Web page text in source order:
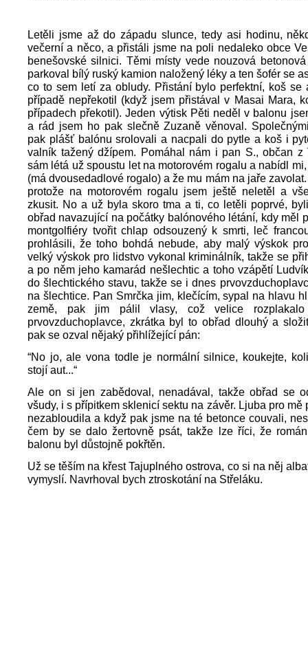
Letěli jsme až do západu slunce, tedy asi hodinu,
večerní a něco, a přistáli jsme na poli nedaleko obce
benešovské silnici. Těmi místy vede nouzová
parkoval bílý ruský kamion naložený léky a ten šofér se
co to sem letí za obludy. Přistání bylo perfektní, koš se
případě nepřekotil (když jsem přistával v Masai Mara,
případech překotil). Jeden výtisk Pěti neděl v balonu
a rád jsem ho pak slečně Zuzaně věnoval.
pak plášť balónu srolovali a nacpali do pytle a koš i
valník tažený džípem. Pomáhal nám i pan S., občan z
sám létá už spoustu let na motorovém rogalu a nabídl
(má dvousedadlové rogalo) a že mu mám na jaře
protože na motorovém rogalu jsem ještě neletěl a
zkusit. No a už byla skoro tma a ti, co letěli poprvé,
obřad navazující na počátky balónového létání, kdy měl
montgolfiéry tvořit chlap odsouzený k smrti, leč
prohlásili, že toho bohdá nebude, aby malý výskok
velký výskok pro lidstvo vykonal kriminálník, takže se
a po něm jeho kamarád nešlechtic a toho vzápětí
do šlechtického stavu, takže se i dnes
na šlechtice. Pan Smrčka jim, klečícím, sypal na hlavu
země, pak jim pálil vlasy, což velice rozplakalo
prvovzduchoplavce, zkrátka byl to obřad dlouhý a
pak se ozval nějaký přihlížející pán:
“No jo, ale vona todle je normální silnice, koukejte,
stojí aut...“
Ale on si jen zabědoval, nenadával, takže obřad se
všudy, i s přípitkem sklenicí sektu na závěr. Ljuba pro mě
nezabloudila a když pak jsme na té betonce couvali,
čem by se dalo žertovně psát, takže lze říci, že
balonu byl důstojně pokřtěn.
Už se těším na křest Tajuplného ostrova, co si na něj
vymyslí. Navrhoval bych ztroskotání na Střeláku.